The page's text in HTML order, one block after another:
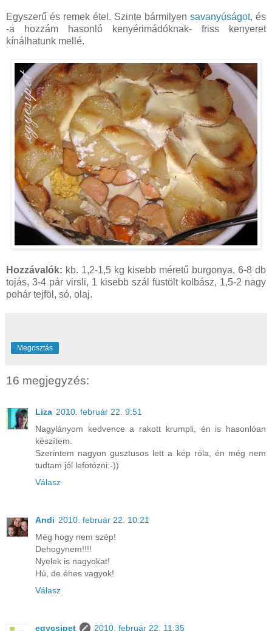
Egyszerű és remek étel. Szinte bármilyen savanyúságot, és
-a hozzám hasonló kenyérimádóknak- friss kenyeret
kínálhatunk mellé.
Hozzávalók: kb. 1,2-1,5 kg kisebb méretű burgonya, 6-8 db
tojás, 3-4 pár virsli, 1 kisebb szál füstölt kolbász, 1,5-2 nagy
pohár tejföl, só, olaj.
Megosztás
16 megjegyzés:
Liza 2010. február 22. 9:51
Nagylányom kedvence a rakott krumpli, én is hasonlóan
készítem.
Szerintem nagyon gusztusos lett a kép róla, én még nem
tudtam jól lefotózni:-))
Válasz
Andi 2010. február 22. 10:21
Még hogy nem szép!
Dehogynem!!!!
Nyelek is nagyokat!
Hú, de éhes vagyok!
Válasz
egycsipet 2010. február 22. 11:35